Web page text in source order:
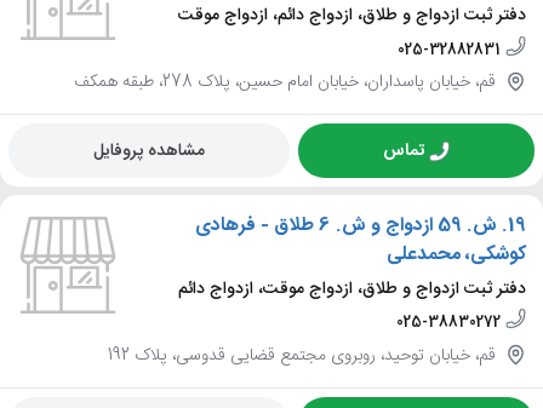
دفتر ثبت ازدواج و طلاق، ازدواج دائم، ازدواج موقت
025-32882831
قم، خیابان پاسداران، خیابان امام حسین، پلاک 278، طبقه همکف
تماس مشاهده پروفایل
19.
ش. 59 ازدواج و ش. 6 طلاق - فرهادی
کوشکی، محمدعلی
دفتر ثبت ازدواج و طلاق، ازدواج موقت، ازدواج دائم
025-38830272
قم، خیابان توحید، روبروی مجتمع قضایی قدوسی، پلاک 192